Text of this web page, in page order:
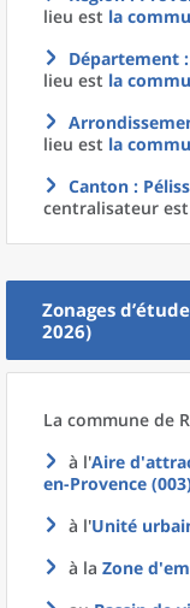
lieu est la
Département
lieu est la
lieu est la
Canton :
centralisateur est
Zonages
2026)
La commune de
à l'Aire
en-Provence
à l'Unité
à la Zone